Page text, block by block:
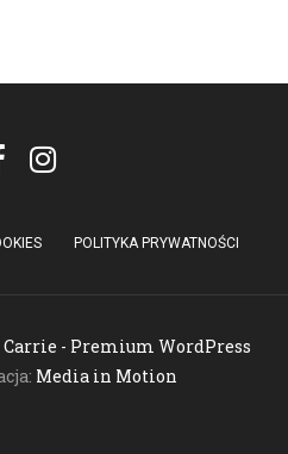
POLITYKA PRYWATNOŚCI
Carrie - Premium WordPress
Media in Motion